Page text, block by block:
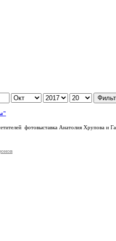
фотовыставка Анатолия Хрупова и